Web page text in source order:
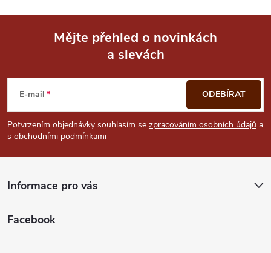
p
p
a
Mějte přehled o novinkách
a slevách
E-mail
Potvrzením objednávky souhlasím se zpracováním osobních údajů a
s obchodními podmínkami
ODEBÍRAT
Informace pro vás
Facebook